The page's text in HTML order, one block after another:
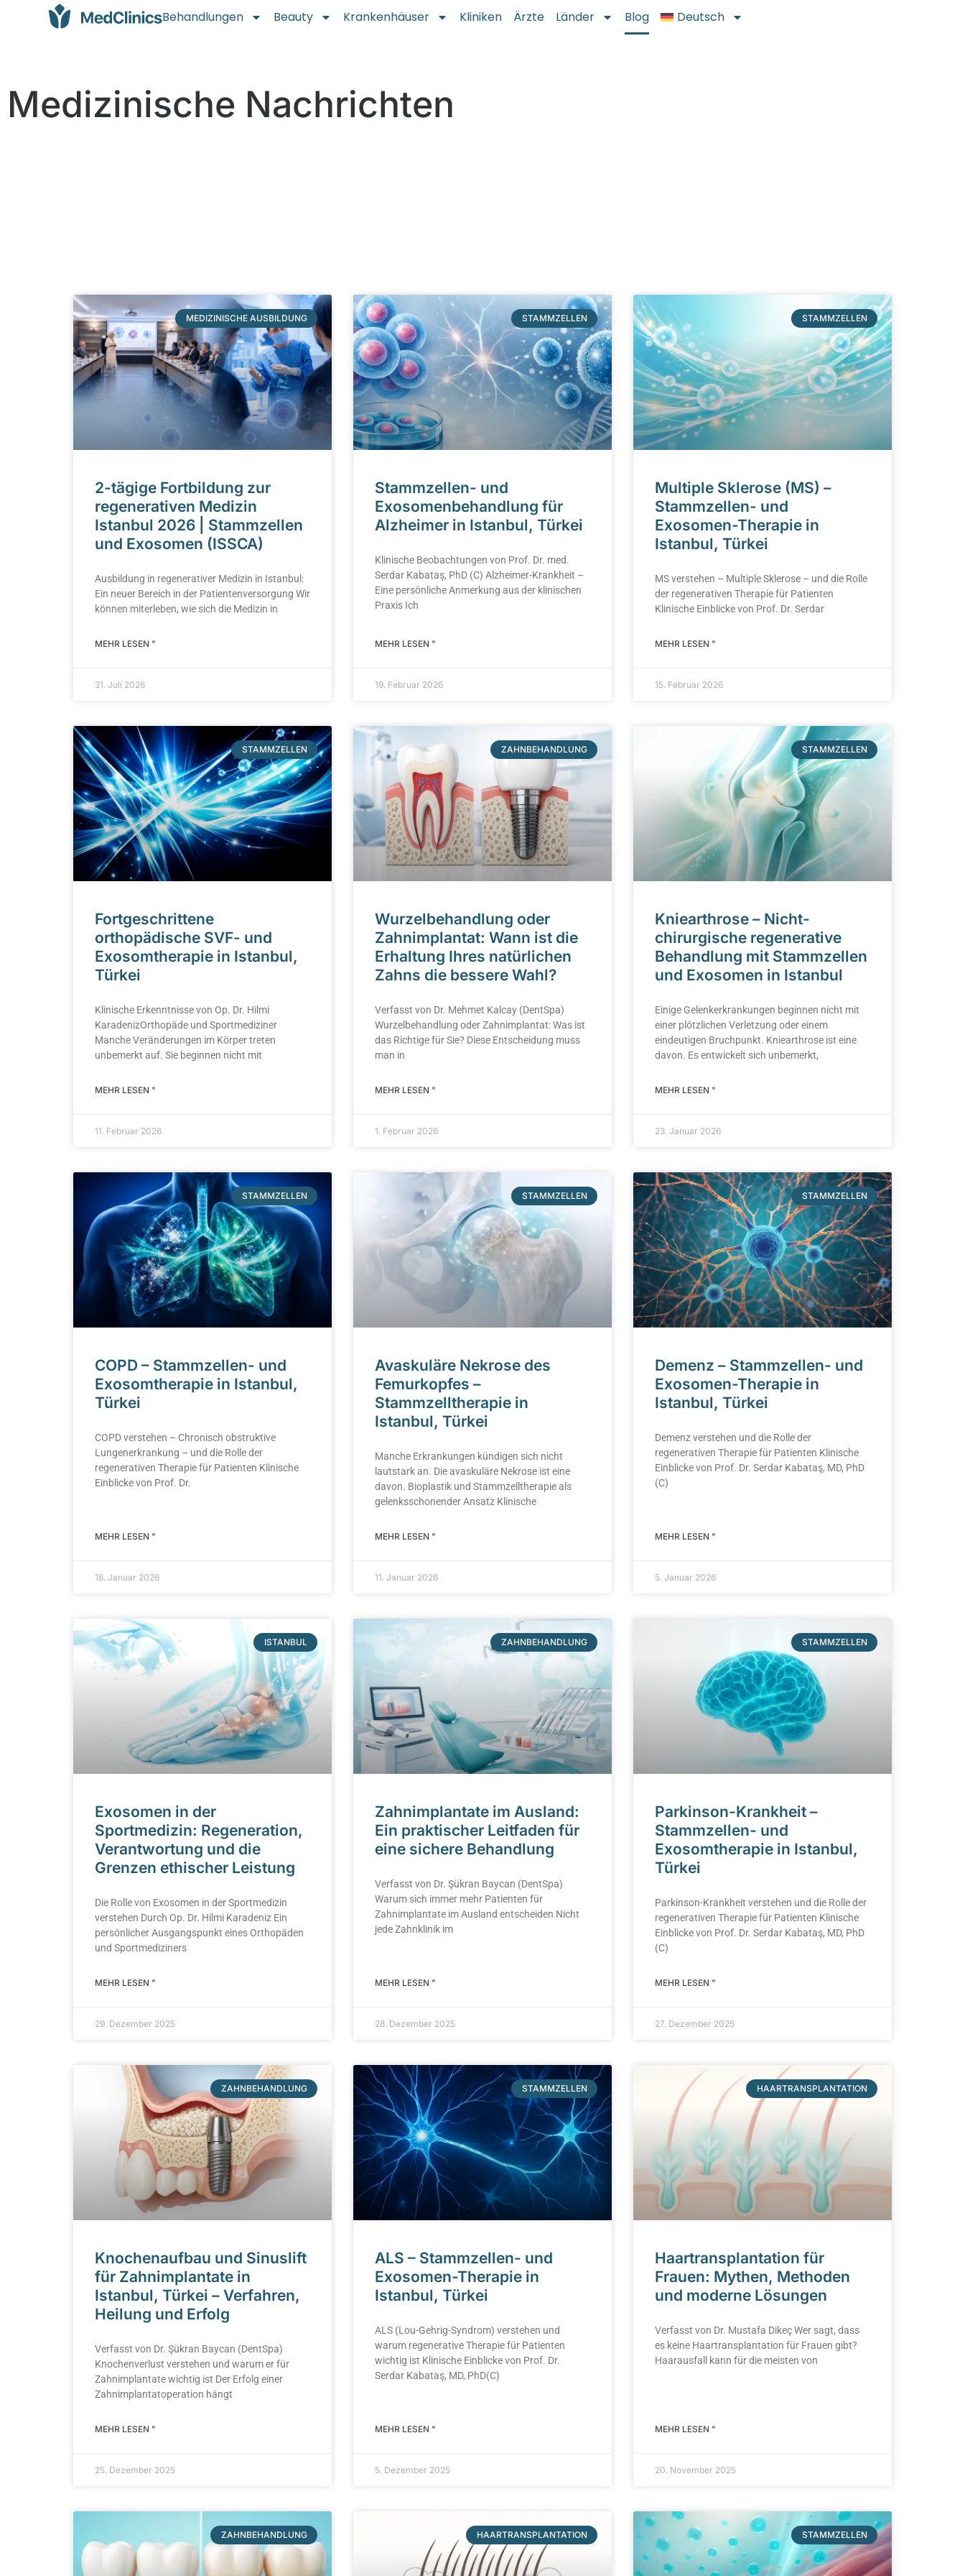
Behandlungen Beauty Krankenhäuser Kliniken Ärzte Länder Blog Deutsch
Medizinische Nachrichten
MEDIZINISCHE AUSBILDUNG
2-tägige Fortbildung zur
regenerativen Medizin
Istanbul 2026 | Stammzellen
und Exosomen (ISSCA)
Ausbildung in regenerativer Medizin in Istanbul:
Ein neuer Bereich in der Patientenversorgung Wir
können miterleben, wie sich die Medizin in
MEHR LESEN "
31. Juli 2026
STAMMZELLEN
Stammzellen- und
Exosomenbehandlung für
Alzheimer in Istanbul, Türkei
Klinische Beobachtungen von Prof. Dr. med.
Serdar Kabataş, PhD (C) Alzheimer-Krankheit –
Eine persönliche Anmerkung aus der klinischen
Praxis Ich
MEHR LESEN "
19. Februar 2026
STAMMZELLEN
Multiple Sklerose (MS) –
Stammzellen- und
Exosomen-Therapie in
Istanbul, Türkei
MS verstehen – Multiple Sklerose – und die Rolle
der regenerativen Therapie für Patienten
Klinische Einblicke von Prof. Dr. Serdar
MEHR LESEN "
15. Februar 2026
STAMMZELLEN
Fortgeschrittene
orthopädische SVF- und
Exosomtherapie in Istanbul,
Türkei
Klinische Erkenntnisse von Op. Dr. Hilmi
KaradenizOrthopäde und Sportmediziner
Manche Veränderungen im Körper treten
unbemerkt auf. Sie beginnen nicht mit
MEHR LESEN "
11. Februar 2026
ZAHNBEHANDLUNG
Wurzelbehandlung oder
Zahnimplantat: Wann ist die
Erhaltung Ihres natürlichen
Zahns die bessere Wahl?
Verfasst von Dr. Mehmet Kalcay (DentSpa)
Wurzelbehandlung oder Zahnimplantat: Was ist
das Richtige für Sie? Diese Entscheidung muss
man in
MEHR LESEN "
1. Februar 2026
STAMMZELLEN
Kniearthrose – Nicht-
chirurgische regenerative
Behandlung mit Stammzellen
und Exosomen in Istanbul
Einige Gelenkerkrankungen beginnen nicht mit
einer plötzlichen Verletzung oder einem
eindeutigen Bruchpunkt. Kniearthrose ist eine
davon. Es entwickelt sich unbemerkt,
MEHR LESEN "
23. Januar 2026
STAMMZELLEN
COPD – Stammzellen- und
Exosomtherapie in Istanbul,
Türkei
COPD verstehen – Chronisch obstruktive
Lungenerkrankung – und die Rolle der
regenerativen Therapie für Patienten Klinische
Einblicke von Prof. Dr.
MEHR LESEN "
16. Januar 2026
STAMMZELLEN
Avaskuläre Nekrose des
Femurkopfes –
Stammzelltherapie in
Istanbul, Türkei
Manche Erkrankungen kündigen sich nicht
lautstark an. Die avaskuläre Nekrose ist eine
davon. Bioplastik und Stammzelltherapie als
gelenksschonender Ansatz Klinische
MEHR LESEN "
11. Januar 2026
STAMMZELLEN
Demenz – Stammzellen- und
Exosomen-Therapie in
Istanbul, Türkei
Demenz verstehen und die Rolle der
regenerativen Therapie für Patienten Klinische
Einblicke von Prof. Dr. Serdar Kabataş, MD, PhD
(C)
MEHR LESEN "
5. Januar 2026
ISTANBUL
Exosomen in der
Sportmedizin: Regeneration,
Verantwortung und die
Grenzen ethischer Leistung
Die Rolle von Exosomen in der Sportmedizin
verstehen Durch Op. Dr. Hilmi Karadeniz Ein
persönlicher Ausgangspunkt eines Orthopäden
und Sportmediziners
MEHR LESEN "
29. Dezember 2025
ZAHNBEHANDLUNG
Zahnimplantate im Ausland:
Ein praktischer Leitfaden für
eine sichere Behandlung
Verfasst von Dr. Şükran Baycan (DentSpa)
Warum sich immer mehr Patienten für
Zahnimplantate im Ausland entscheiden Nicht
jede Zahnklinik im
MEHR LESEN "
28. Dezember 2025
STAMMZELLEN
Parkinson-Krankheit –
Stammzellen- und
Exosomtherapie in Istanbul,
Türkei
Parkinson-Krankheit verstehen und die Rolle der
regenerativen Therapie für Patienten Klinische
Einblicke von Prof. Dr. Serdar Kabataş, MD, PhD
(C)
MEHR LESEN "
27. Dezember 2025
ZAHNBEHANDLUNG
Knochenaufbau und Sinuslift
für Zahnimplantate in
Istanbul, Türkei – Verfahren,
Heilung und Erfolg
Verfasst von Dr. Şükran Baycan (DentSpa)
Knochenverlust verstehen und warum er für
Zahnimplantate wichtig ist Der Erfolg einer
Zahnimplantatoperation hängt
MEHR LESEN "
25. Dezember 2025
STAMMZELLEN
ALS – Stammzellen- und
Exosomen-Therapie in
Istanbul, Türkei
ALS (Lou-Gehrig-Syndrom) verstehen und
warum regenerative Therapie für Patienten
wichtig ist Klinische Einblicke von Prof. Dr.
Serdar Kabataş, MD, PhD(C)
MEHR LESEN "
5. Dezember 2025
HAARTRANSPLANTATION
Haartransplantation für
Frauen: Mythen, Methoden
und moderne Lösungen
Verfasst von Dr. Mustafa Dikeç Wer sagt, dass
es keine Haartransplantation für Frauen gibt?
Haarausfall kann für die meisten von
MEHR LESEN "
20. November 2025
ZAHNBEHANDLUNG HAARTRANSPLANTATION STAMMZELLEN